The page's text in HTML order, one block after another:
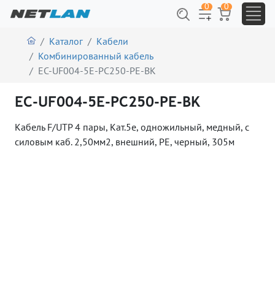
0 0
Каталог
Кабели
Комбинированный кабель
EC-UF004-5E-PC250-PE-BK
EC-UF004-5E-PC250-PE-BK
Кабель F/UTP 4 пары, Кат.5e, одножильный, медный, с
силовым каб. 2,50мм2, внешний, PE, черный, 305м